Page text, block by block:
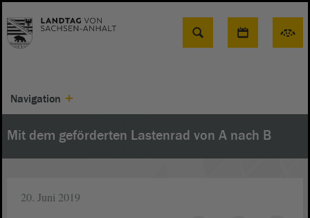
Suche
Navigation
Mit dem geförderten Lastenrad von A nach B
20. Juni 2019